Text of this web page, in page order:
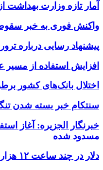
آمار تازه وزارت بهداشت
واکنش فوری به خبر
پیشنهاد رسایی درباره
افزایش استفاده از مسیر
اختلال بانک‌های کشور
سنتکام خبر بسته شدن
خبرنگار الجزیره: آغاز
مسدود شده
دلار در چند ساعت ۱۲ هزار تومان عقب‌نشینی کرد